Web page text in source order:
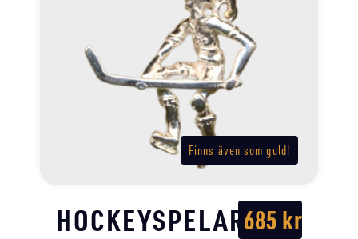
Finns även som guld!
HOCKEYSPELARE685kr